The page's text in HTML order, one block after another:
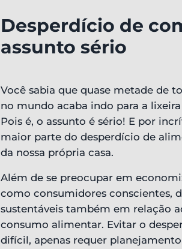
Desperdício de
assunto sério
Você sabia que quase metade de
no mundo acaba indo para a
Pois é, o assunto é sério! E por
maior parte do desperdício de
da nossa própria casa.
Além de se preocupar em
como consumidores conscientes,
sustentáveis também em relação
consumo alimentar. Evitar o
difícil, apenas requer